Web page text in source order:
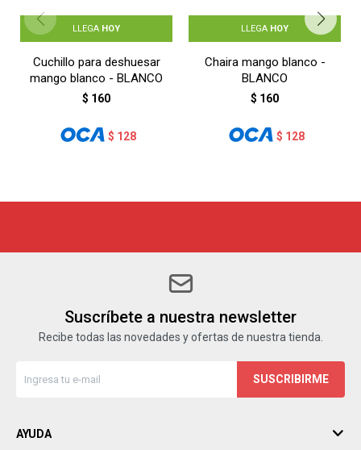
LLEGA HOY
Cuchillo para deshuesar
mango blanco - BLANCO
$ 160
$ 128
LLEGA HOY
Chaira mango blanco -
BLANCO
$ 160
$ 128
Suscríbete a nuestra newsletter
Recibe todas las novedades y ofertas de nuestra tienda.
SUSCRIBIRME
AYUDA